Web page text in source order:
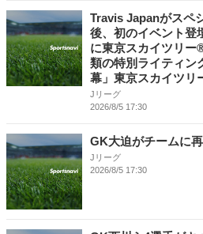
Travis Japanがスペ
後、初のイベント登
に東京スカイツリー
類の特別ライティン
幕」東京スカイツリ
Jリーグ
2026/8/5 17:30
GK大迫がチームに再
Jリーグ
2026/8/5 17:30